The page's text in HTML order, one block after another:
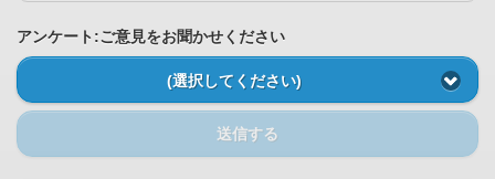
アンケート:ご意見をお聞かせください
(選択してください)
送信する